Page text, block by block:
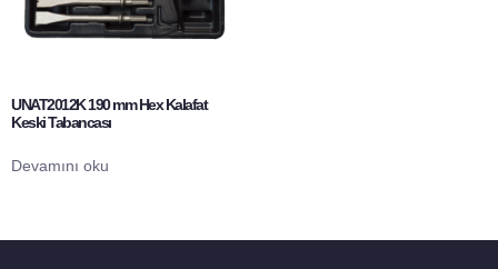
UNAT2012K 190 mm Hex Kalafat
Keski Tabancası
Devamını oku